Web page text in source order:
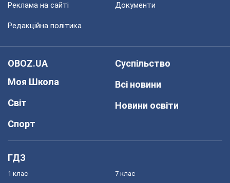
Реклама на сайті Документи
Редакційна політика
OBOZ.UA
Моя Школа
Світ
Спорт
Суспільство
Всі новини
Новини освіти
ГДЗ
1 клас 7 клас